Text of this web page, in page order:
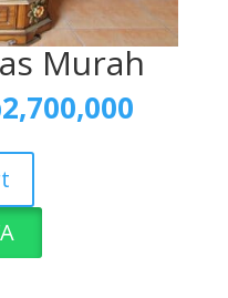
Murah
2,700,000